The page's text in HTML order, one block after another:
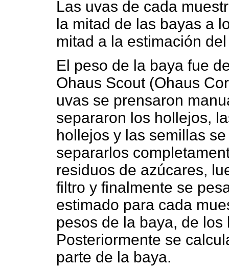
Las uvas de cada
la mitad de las bayas a
mitad a la estimación
El peso de la baya fue
Ohaus Scout (Ohaus
uvas se prensaron
separaron los hollejos,
hollejos y las semillas
separarlos
residuos de azúcares,
filtro y finalmente se
estimado para cada
pesos de la baya, de
Posteriormente se
parte de la baya.